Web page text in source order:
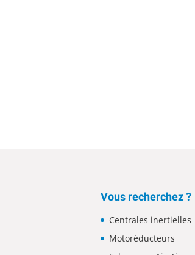
Vous recherchez ?
Centrales inertielles
Motoréducteurs